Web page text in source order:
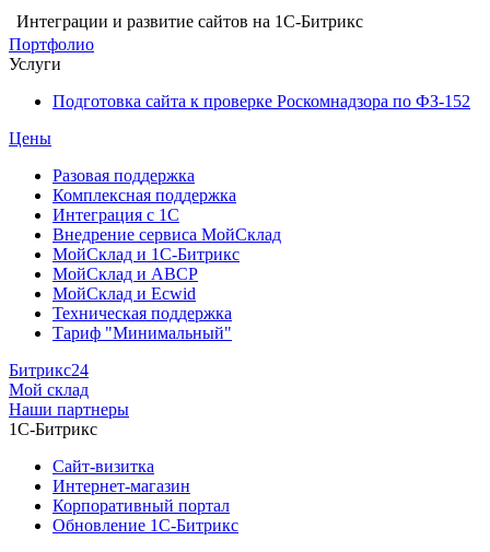
Интеграции и развитие сайтов на 1С-Битрикс
Портфолио
Услуги
Подготовка сайта к проверке Роскомнадзора по ФЗ-152
Цены
Разовая поддержка
Комплексная поддержка
Интеграция с 1С
Внедрение сервиса МойСклад
МойСклад и 1С-Битрикс
МойСклад и ABCP
МойСклад и Ecwid
Техническая поддержка
Тариф "Минимальный"
Битрикс24
Мой склад
Наши партнеры
1С-Битрикс
Сайт-визитка
Интернет-магазин
Корпоративный портал
Обновление 1С-Битрикс